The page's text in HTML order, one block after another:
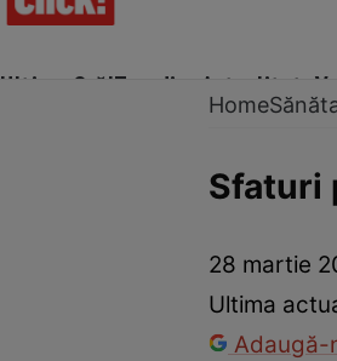
Ultima Oră!Trending Actualitate
Prevenție și tratamentRemedii
Home
Sfaturi
28 martie
Ultima
Adaugă-